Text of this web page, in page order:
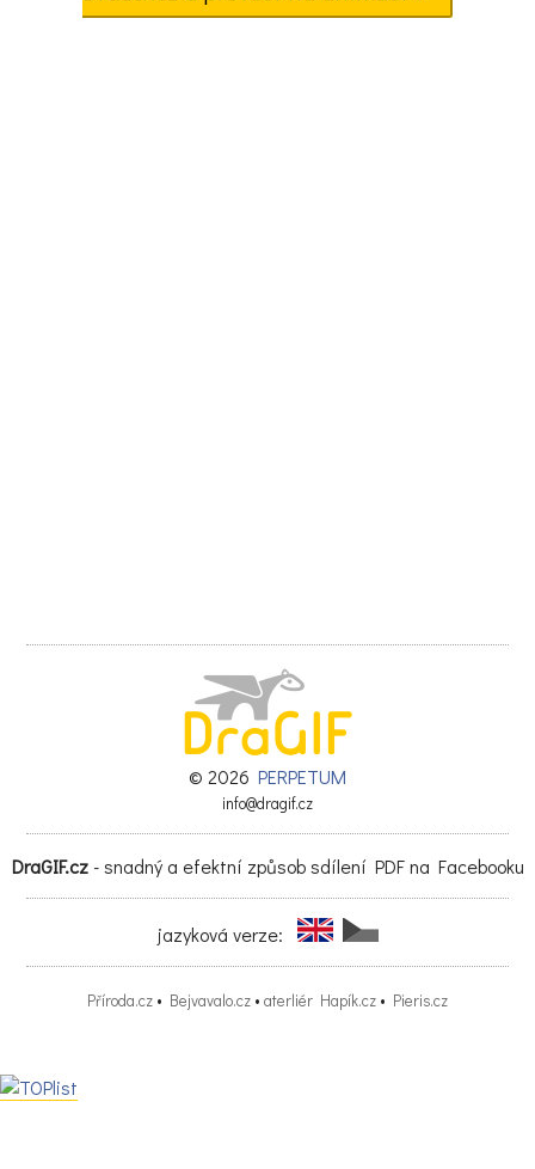
© 2026 PERPETUM
info@dragif.cz
DraGIF.cz- snadný a efektní způsob sdílení PDF na Facebooku
jazyková verze:
Příroda.cz • Bejvavalo.cz • aterliér Hapík.cz • Pieris.cz